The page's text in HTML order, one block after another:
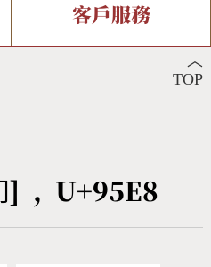
專有名詞介紹
注音查詢
Unicode查詢
造字解決方案
轉碼Web Service
客戶服務
︿
TOP
] , U+95E8